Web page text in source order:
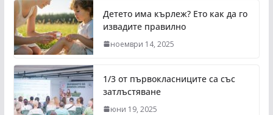
Детето има кърлеж? Ето как да го
извадите правилно
ноември 14, 2025
1/3 от първокласниците са със
затлъстяване
юни 19, 2025